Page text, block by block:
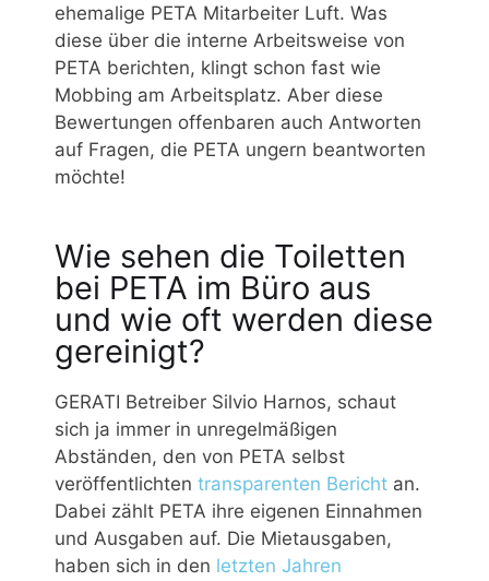
ehemalige PETA Mitarbeiter Luft. Was
diese über die interne Arbeitsweise von
PETA berichten, klingt schon fast wie
Mobbing am Arbeitsplatz. Aber diese
Bewertungen offenbaren auch Antworten
auf Fragen, die PETA ungern beantworten
möchte!
Wie sehen die Toiletten
bei PETA im Büro aus
und wie oft werden diese
gereinigt?
GERATI Betreiber Silvio Harnos, schaut
sich ja immer in unregelmäßigen
Abständen, den von PETA selbst
veröffentlichten transparenten Bericht an.
Dabei zählt PETA ihre eigenen Einnahmen
und Ausgaben auf. Die Mietausgaben,
haben sich in den letzten Jahren